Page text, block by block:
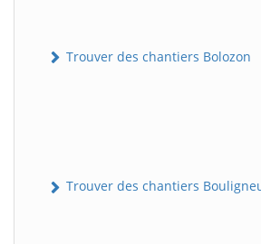
Trouver des chantiers Bolozon
Trouver des chantiers